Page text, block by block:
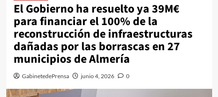
El Gobierno ha resuelto ya 39M€
para financiar el 100% de la
reconstrucción de infraestructuras
dañadas por las borrascas en 27
municipios de Almería
GabinetedePrensa junio 4, 2026 0